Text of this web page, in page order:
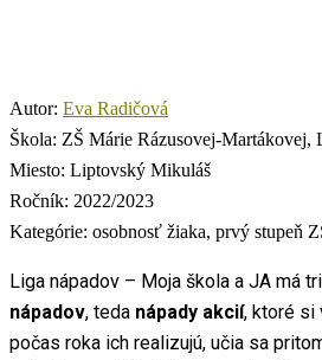
Autor: Eva Radičová
Škola: ZŠ Márie Rázusovej-Martákovej,
Miesto: Liptovský Mikuláš
Ročník: 2022/2023
Kategórie: osobnosť žiaka, prvý stupeň
Liga nápadov – Moja škola a JA má
nápadov, teda nápady akcií, ktoré si
počas roka ich realizujú, učia sa